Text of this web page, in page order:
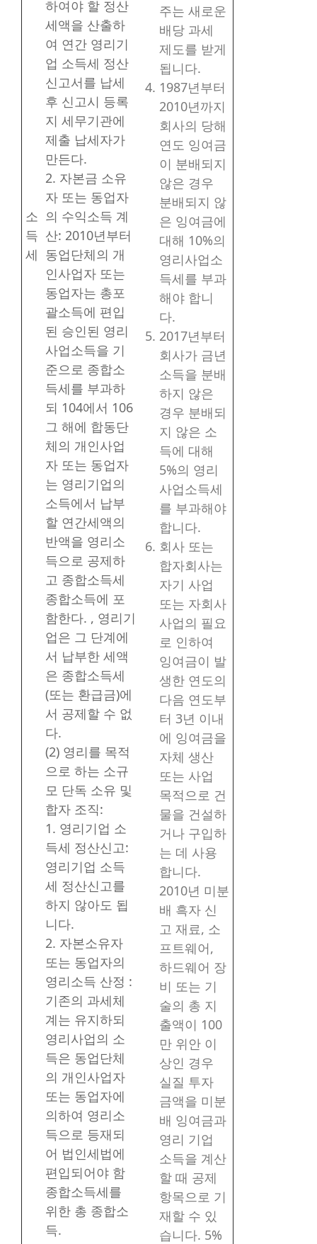
소
득
세
하여야 할 정산
세액을 산출하
여 연간 영리기
업 소득세 정산
신고서를 납세
후 신고시 등록
지 세무기관에
제출 납세자가
만든다.
2. 자본금 소유
자 또는 동업자
의 수익소득 계
산: 2010년부터
동업단체의 개
인사업자 또는
동업자는 총포
괄소득에 편입
된 승인된 영리
사업소득을 기
준으로 종합소
득세를 부과하
되 104에서 106
그 해에 합동단
체의 개인사업
자 또는 동업자
는 영리기업의
소득에서 납부
할 연간세액의
반액을 영리소
득으로 공제하
고 종합소득세
종합소득에 포
함한다. , 영리기
업은 그 단계에
서 납부한 세액
은 종합소득세
(또는 환급금)에
서 공제할 수 없
다.
(2) 영리를 목적
으로 하는 소규
모 단독 소유 및
합자 조직:
1. 영리기업 소
득세 정산신고:
영리기업 소득
세 정산신고를
하지 않아도 됩
니다.
2. 자본소유자
또는 동업자의
영리소득 산정 :
기존의 과세체
계는 유지하되
영리사업의 소
득은 동업단체
의 개인사업자
또는 동업자에
의하여 영리소
득으로 등재되
어 법인세법에
편입되어야 함
종합소득세를
위한 총 종합소
득.
주는 새로운
배당 과세
제도를 받게
됩니다.
1987년부터
2010년까지
회사의 당해
연도 잉여금
이 분배되지
않은 경우
분배되지 않
은 잉여금에
대해 10%의
영리사업소
득세를 부과
해야 합니
다.
2017년부터
회사가 금년
소득을 분배
하지 않은
경우 분배되
지 않은 소
득에 대해
5%의 영리
사업소득세
를 부과해야
합니다.
회사 또는
합자회사는
자기 사업
또는 자회사
사업의 필요
로 인하여
잉여금이 발
생한 연도의
다음 연도부
터 3년 이내
에 잉여금을
자체 생산
또는 사업
목적으로 건
물을 건설하
거나 구입하
는 데 사용
합니다.
2010년 미분
배 흑자 신
고 재료, 소
프트웨어,
하드웨어 장
비 또는 기
술의 총 지
출액이 100
만 위안 이
상인 경우
실질 투자
금액을 미분
배 잉여금과
영리 기업
소득을 계산
할 때 공제
항목으로 기
재할 수 있
습니다. 5%